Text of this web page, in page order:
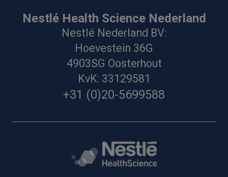
Nestlé Health Science Nederland
Nestlé Nederland BV:
Hoevestein 36G
4903SG Oosterhout
KvK: 33129581
+31 (0)20-5699588